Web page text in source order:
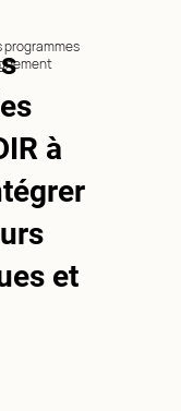
programmes
à
et